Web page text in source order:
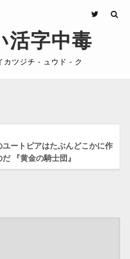
活字中毒
カツジチ - ュウド - ク
ートピアはたぶんどこかに作
『黄金の騎士団』